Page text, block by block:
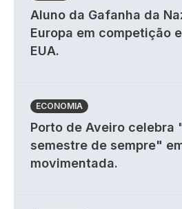
Aluno da Gafanha da
Europa em competição
EUA.
ECONOMIA
Porto de Aveiro celebra
semestre de sempre"
movimentada.